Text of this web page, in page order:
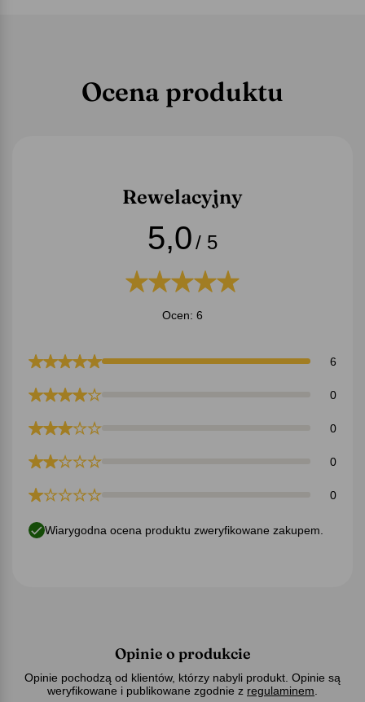
Ocena produktu
Rewelacyjny
5,0/ 5
Ocen: 6
6
0
0
0
0
Wiarygodna ocena produktu zweryfikowane zakupem.
Opinie o produkcie
Opinie pochodzą od klientów, którzy nabyli produkt. Opinie są
weryfikowane i publikowane zgodnie z regulaminem